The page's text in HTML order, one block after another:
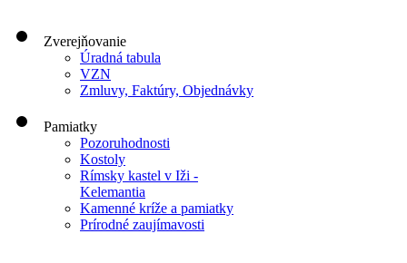
Zverejňovanie
Úradná tabula
VZN
Zmluvy, Faktúry, Objednávky
Pamiatky
Pozoruhodnosti
Kostoly
Rímsky kastel v Iži -
Kelemantia
Kamenné kríže a pamiatky
Prírodné zaujímavosti